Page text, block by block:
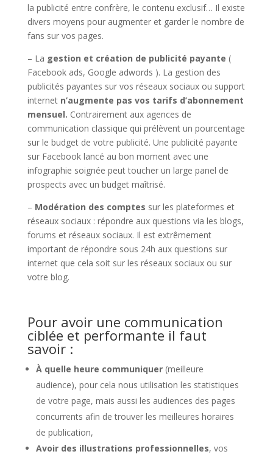
la publicité entre confrère, le contenu exclusif… Il existe
divers moyens pour augmenter et garder le nombre de
fans sur vos pages.
– La gestion et création de publicité payante (
Facebook ads, Google adwords ). La gestion des
publicités payantes sur vos réseaux sociaux ou support
internet n’augmente pas vos tarifs d’abonnement
mensuel. Contrairement aux agences de
communication classique qui prélèvent un pourcentage
sur le budget de votre publicité. Une publicité payante
sur Facebook lancé au bon moment avec une
infographie soignée peut toucher un large panel de
prospects avec un budget maîtrisé.
– Modération des comptes sur les plateformes et
réseaux sociaux : répondre aux questions via les blogs,
forums et réseaux sociaux. Il est extrêmement
important de répondre sous 24h aux questions sur
internet que cela soit sur les réseaux sociaux ou sur
votre blog.
Pour avoir une communication
ciblée et performante il faut
savoir :
À quelle heure communiquer(meilleure
audience), pour cela nous utilisation les statistiques
de votre page, mais aussi les audiences des pages
concurrents afin de trouver les meilleures horaires
de publication,
Avoir des illustrations professionnelles, vos